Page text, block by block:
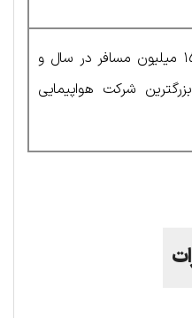
ثبت جابجایی ۱۵٫۸ میلیون مسافر در سال و
شرکت هواپیمایی